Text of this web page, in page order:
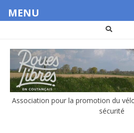
contenu
Association pour la promotion du
sécurité
MENU